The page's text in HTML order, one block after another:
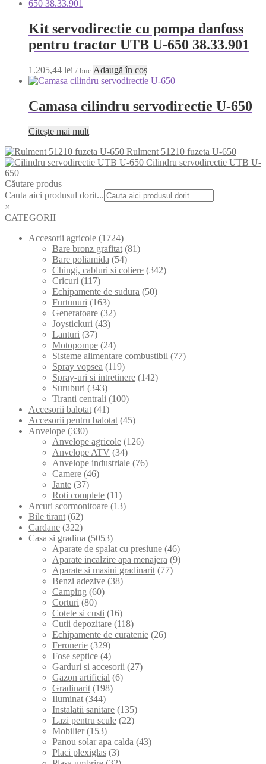
Kit servodirectie cu pompa danfoss
pentru tractor UTB U-650 38.33.901
1.205,44 lei / buc Adaugă în coș
Camasa cilindru servodirectie U-650
Citește mai mult
Rulment 51210 fuzeta U-650
Cilindru servodirectie UTB U-
650
Căutare produs
Cauta aici produsul dorit...
×
CATEGORII
Accesorii agricole (1724)
Bare bronz grafitat (81)
Bare poliamida (54)
Chingi, cabluri si coliere (342)
Cricuri (117)
Echipamente de sudura (50)
Furtunuri (163)
Generatoare (32)
Joystickuri (43)
Lanturi (37)
Motopompe (24)
Sisteme alimentare combustibil (77)
Spray vopsea (119)
Spray-uri si intretinere (142)
Suruburi (343)
Tiranti centrali (100)
Accesorii balotat (41)
Accesorii pentru balotat (45)
Anvelope (330)
Anvelope agricole (126)
Anvelope ATV (34)
Anvelope industriale (76)
Camere (46)
Jante (37)
Roti complete (11)
Arcuri scormonitoare (13)
Bile tirant (62)
Cardane (322)
Casa si gradina (5053)
Aparate de spalat cu presiune (46)
Aparate incalzire apa menajera (9)
Aparate si masini gradinarit (77)
Benzi adezive (38)
Camping (60)
Corturi (80)
Cotete si custi (16)
Cutii depozitare (118)
Echipamente de curatenie (26)
Feronerie (329)
Fose septice (4)
Garduri si accesorii (27)
Gazon artificial (6)
Gradinarit (198)
Iluminat (344)
Instalatii sanitare (135)
Lazi pentru scule (22)
Mobilier (153)
Panou solar apa calda (43)
Placi plexiglas (3)